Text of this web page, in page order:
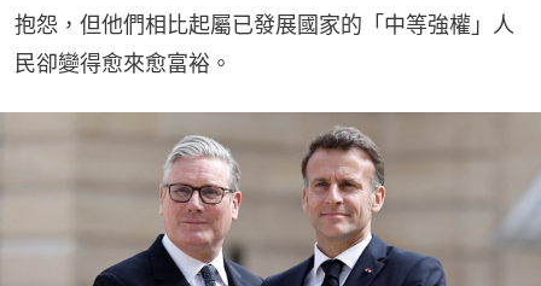
抱怨，但他們相比起屬已發展國家的「中等強權」人
民卻變得愈來愈富裕。